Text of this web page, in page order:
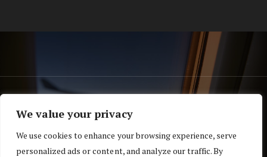
We value your privacy
We use cookies to enhance your browsing experience, serve
personalized ads or content, and analyze our traffic. By
Koko | Política de privacidad y cookies
Top